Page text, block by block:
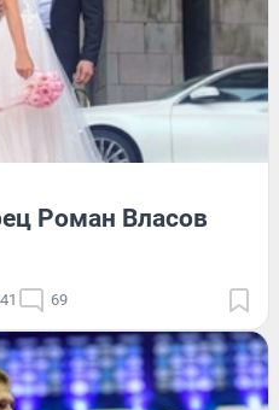
Роман Власов
69